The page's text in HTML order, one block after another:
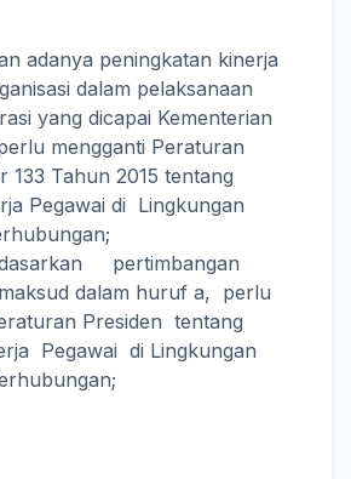
adanya peningkatan kinerja
dalam pelaksanaan
yang dicapai Kementerian
mengganti Peraturan
133 Tahun 2015 tentang
Pegawai di Lingkungan
pertimbangan
dalam huruf a, perlu
Presiden tentang
Pegawai di Lingkungan